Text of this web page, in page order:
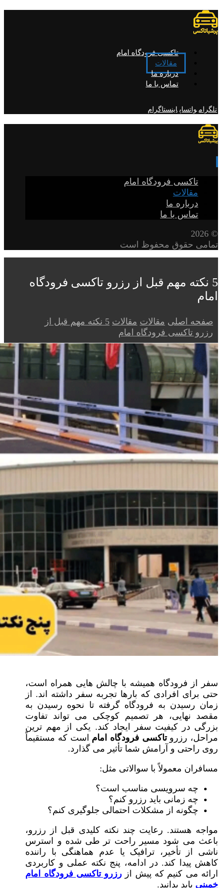
تاکسی فرودگاه امام
مقالات
درباره ما
تماس با ما
تلگرام واتساپ اینستاگرام
تاکسی فرودگاه امام
مقالات
درباره ما
تماس با ما
© 2026
تمامی حقوق محفوظ است
5 نکته مهم قبل از رزرو تاکسی فرودگاه
امام‎
صفحه اصلی مقالات مقالات
5 نکته مهم قبل از
رزرو تاکسی فرودگاه امام‎
سفر از فرودگاه همیشه با چالش‌ هایی همراه است،
حتی برای افرادی که بارها تجربه سفر داشته‌ اند. از
زمان رسیدن به فرودگاه گرفته تا نحوه رسیدن به
مقصد نهایی، هر تصمیم کوچکی می‌ تواند تفاوت
بزرگی در کیفیت سفر ایجاد کند. یکی از مهم‌ ترین
مراحل، رزرو تاکسی فرودگاه امام است که مستقیماً
روی راحتی و آرامش شما تأثیر می‌ گذارد.
مسافران معمولاً با سوالاتی مثل:
چه سرویسی مناسب است؟
چه زمانی باید رزرو کنم؟
چگونه از مشکلات احتمالی جلوگیری کنم؟
مواجه هستند. رعایت چند نکته کلیدی قبل از رزرو،
باعث می‌ شود مسیر راحت‌ تر طی شده و استرس
ناشی از تأخیر، ترافیک یا عدم هماهنگی با راننده
کاهش پیدا کند. در ادامه، پنج نکته عملی و کاربردی
ارائه می‌ کنیم که پیش از رزرو تاکسی فرودگاه امام
خمینی باید بدانید.